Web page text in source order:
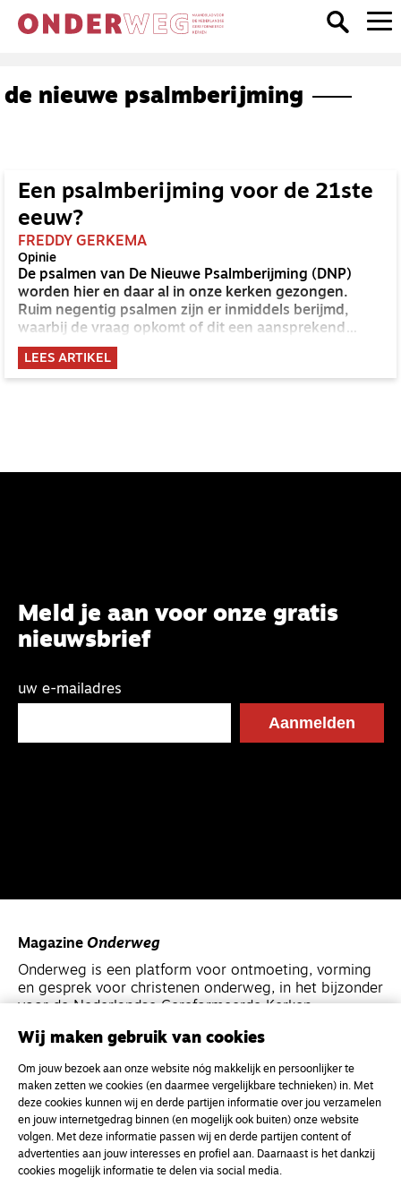
de nieuwe psalmberijming
Een psalmberijming voor de 21ste
eeuw?
FREDDY GERKEMA
Opinie
De psalmen van De Nieuwe Psalmberijming (DNP)
worden hier en daar al in onze kerken gezongen.
Ruim negentig psalmen zijn er inmiddels berijmd,
waarbij de vraag opkomt of dit een aansprekend
alternatief is voor de versies van het Liedboek en het
Gereformeerde Kerkboek. Het wordt tijd voor een
nadere kennismaking met DNP.
LEES ARTIKEL
Meld je aan voor onze gratis
nieuwsbrief
uw e-mailadres
Magazine Onderweg
Onderweg is een platform voor ontmoeting, vorming
en gesprek voor christenen onderweg, in het bijzonder
voor de Nederlandse Gereformeerde Kerken.
Kvk-nummer 33277063
NL46 INGB 0117 5827 86
info@onderwegonline.nl
Wij maken gebruik van cookies
Om jouw bezoek aan onze website nóg makkelijk en persoonlijker te
maken zetten we cookies (en daarmee vergelijkbare technieken) in. Met
deze cookies kunnen wij en derde partijen informatie over jou verzamelen
en jouw internetgedrag binnen (en mogelijk ook buiten) onze website
volgen. Met deze informatie passen wij en derde partijen content of
advertenties aan jouw interesses en profiel aan. Daarnaast is het dankzij
cookies mogelijk informatie te delen via social media.